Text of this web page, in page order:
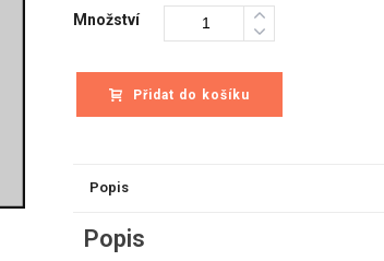
Množství
Přidat do košíku
Popis
Popis